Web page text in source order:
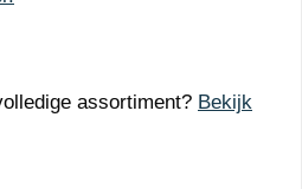
assortiment? Bekijk